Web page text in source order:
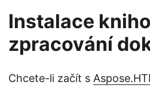
Instalace
zpracování
Chcete-li začít s